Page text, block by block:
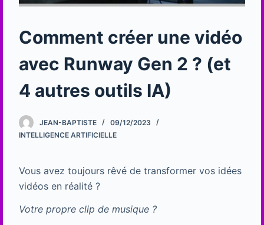
Comment créer une vidéo
avec Runway Gen 2 ? (et
4 autres outils IA)
JEAN-BAPTISTE
09/12/2023
INTELLIGENCE ARTIFICIELLE
Vous avez toujours rêvé de transformer vos idées
vidéos en réalité ?
Votre propre clip de musique ?